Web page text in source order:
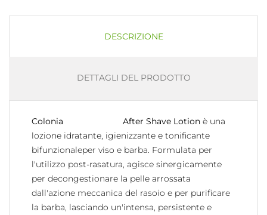
DESCRIZIONE
DETTAGLI DEL PRODOTTO
Colonia After Shave Lotion è una
lozione idratante, igienizzante e tonificante
bifunzionaleper viso e barba. Formulata per
l'utilizzo post-rasatura, agisce sinergicamente
per decongestionare la pelle arrossata
dall'azione meccanica del rasoio e per purificare
la barba, lasciando un'intensa, persistente e